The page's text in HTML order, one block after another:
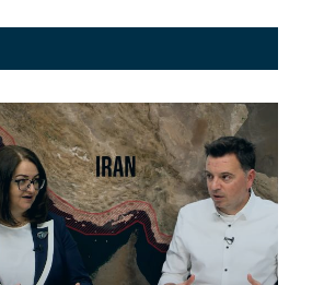
dezmințirilor Rusiei
Designul ales de US Navy
validează soluția propusă
şi pentru Forțele Navale
Române
Nave chineze și japoneze
se șicanează în apropierea
Insulelor Senkaku,
disputate de ambele părți